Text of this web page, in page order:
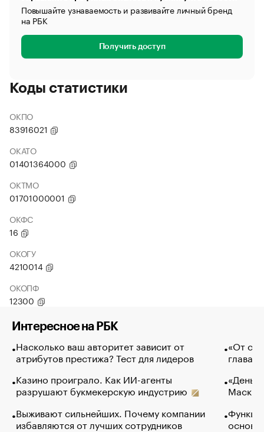
Повышайте узнаваемость и развивайте личный бренд
на РБК
Получить доступ
Коды статистики
ОКПО
83916021
ОКАТО
01401364000
ОКТМО
01701000001
ОКФС
16
ОКОГУ
4210014
ОКОПФ
12300
Интересное на РБК
Насколько ваш авторитет зависит от
атрибутов престижа? Тест для лидеров
Казино проиграло. Как ИИ-агенты
разрушают букмекерскую индустрию
Выживают сильнейших. Почему компании
избавляются от лучших сотрудников
«От
глава
Маск в
основ